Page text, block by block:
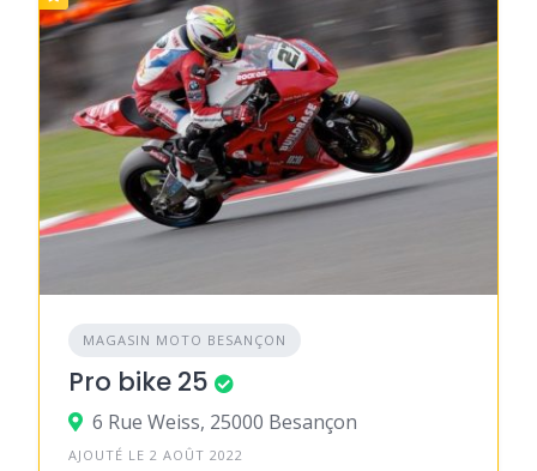
MAGASIN MOTO BESANÇON
Pro bike 25
6 Rue Weiss, 25000 Besançon
AJOUTÉ LE 2 AOÛT 2022